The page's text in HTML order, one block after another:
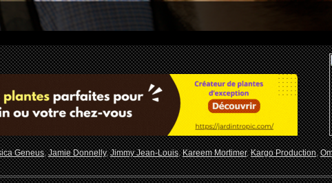
Geneus,Jamie Donnelly,Jimmy Jean-Louis,Kareem Mortimer,Kargo Production,